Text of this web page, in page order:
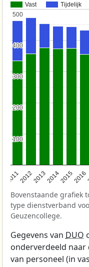
Vast Tijdelijk
201120122013201420152016
100
100
200
200
300
300
400
400
500
500
Bovenstaande grafiek
type dienstverband
Geuzencollege.
Gegevens van DUO
onderverdeeld naar
van personeel (in